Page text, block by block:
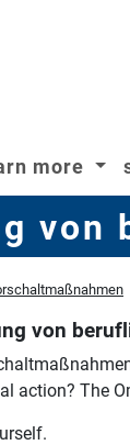
more
von
von
action? The